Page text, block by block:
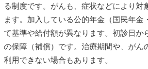
る制度です。がんも、症状などにより対
ます。加入している公的年金（国民年金
て基準や給付額が異なります。初診日か
の保障（補償）です。治療期間や、がん
利用できない場合もあります。